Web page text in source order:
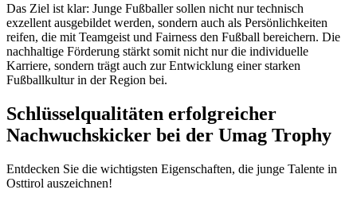
Das Ziel ist klar: Junge Fußballer sollen nicht nur technisch
exzellent ausgebildet werden, sondern auch als Persönlichkeiten
reifen, die mit Teamgeist und Fairness den Fußball bereichern. Die
nachhaltige Förderung stärkt somit nicht nur die individuelle
Karriere, sondern trägt auch zur Entwicklung einer starken
Fußballkultur in der Region bei.
Schlüsselqualitäten erfolgreicher
Nachwuchskicker bei der Umag Trophy
Entdecken Sie die wichtigsten Eigenschaften, die junge Talente in
Osttirol auszeichnen!